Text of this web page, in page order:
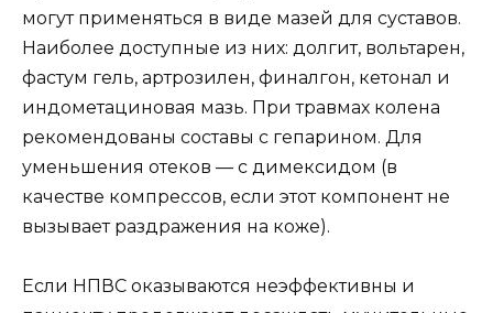
могут применяться в виде мазей для суставов.
Наиболее доступные из них: долгит, вольтарен,
фастум гель, артрозилен, финалгон, кетонал и
индометациновая мазь. При травмах колена
рекомендованы составы с гепарином. Для
уменьшения отеков — с димексидом (в
качестве компрессов, если этот компонент не
вызывает раздражения на коже).
Если НПВС оказываются неэффективны и